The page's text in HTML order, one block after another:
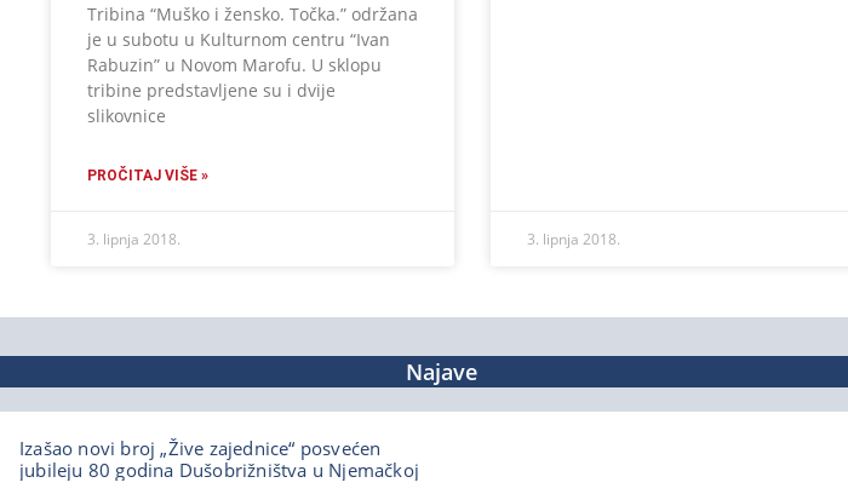
Tribina “Muško i žensko. Točka.” održana
je u subotu u Kulturnom centru “Ivan
Rabuzin” u Novom Marofu. U sklopu
tribine predstavljene su i dvije
slikovnice
PROČITAJ VIŠE »
3. lipnja 2018. 3. lipnja 2018.
Najave
Izašao novi broj „Žive zajednice“ posvećen
jubileju 80 godina Dušobrižništva u Njemačkoj